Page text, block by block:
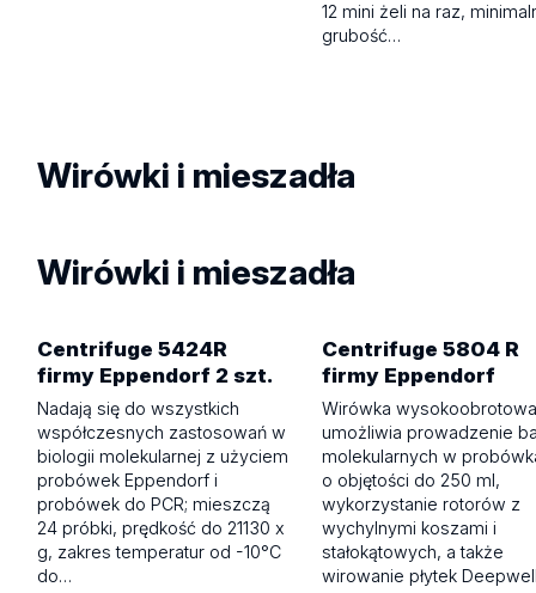
12 mini żeli na raz,
grubość…
Wirówki i mieszadła
Wirówki i mieszadła
Centrifuge 5424R
firmy Eppendorf 2 szt.
Nadają się do wszystkich
współczesnych zastosowań w
biologii molekularnej z użyciem
probówek Eppendorf i
probówek do PCR; mieszczą
24 próbki, prędkość do 21130 x
g, zakres temperatur od -10°C
do…
Centrifuge 5804 R
firmy Eppendorf
Wirówka
umożliwia prowadzenie
molekularnych w
o objętości do 250 ml,
wykorzystanie rotorów z
wychylnymi koszami i
stałokątowych, a także
wirowanie płytek